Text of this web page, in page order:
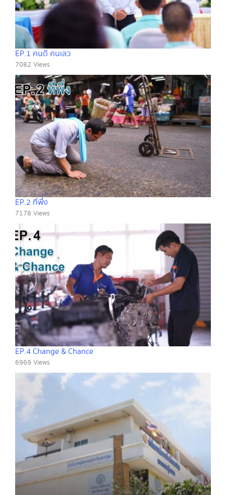
EP.1 คนดี คนเลว
7082 Views
EP.2 ที่พึ่ง
7178 Views
EP.4 Change & Chance
6969 Views